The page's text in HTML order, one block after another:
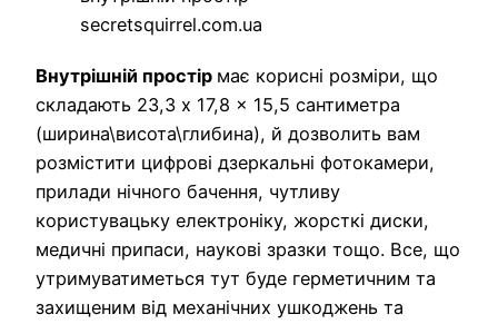
Внутрішній простір має корисні розміри, що
складають 23,3 x 17,8 x 15,5 сантиметра
(ширина\висота\глибина), й дозволить вам
розмістити цифрові дзеркальні фотокамери,
прилади нічного бачення, чутливу
користувацьку електроніку, жорсткі диски,
медичні припаси, наукові зразки тощо. Все, що
утримуватиметься тут буде герметичним та
захищеним від механічних ушкоджень та